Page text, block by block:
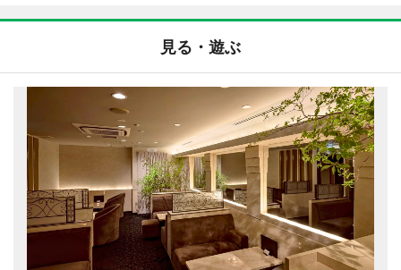
見る・遊ぶ